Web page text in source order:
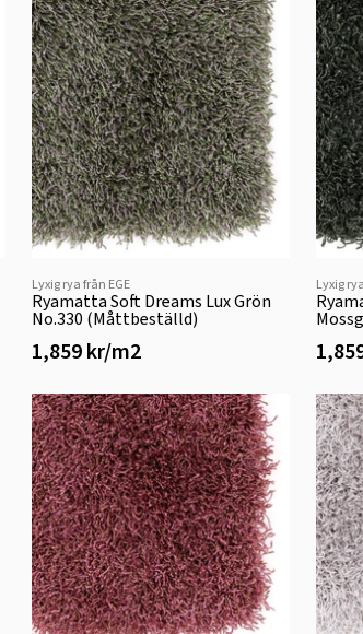
Lyxig rya från EGE
Ryamatta Soft Dreams Lux Grön
No.330 (Måttbeställd)
1,859 kr/m2
Lyxig